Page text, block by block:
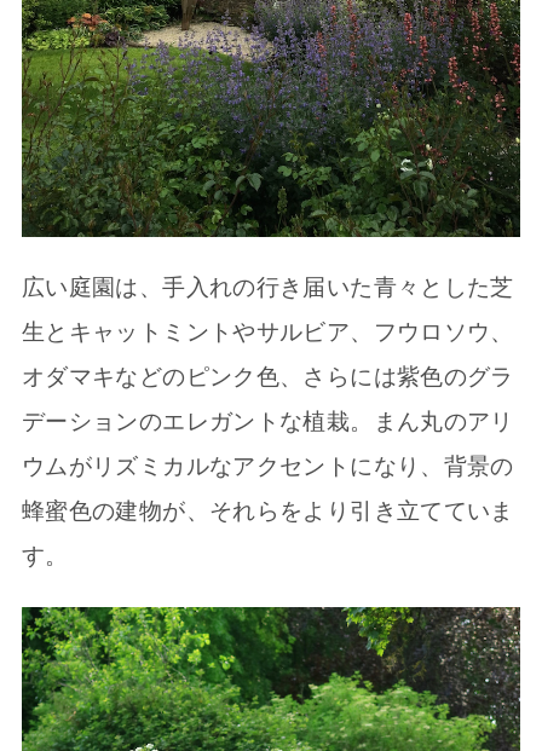
広い庭園は、手入れの行き届いた青々とした芝
生とキャットミントやサルビア、フウロソウ、
オダマキなどのピンク色、さらには紫色のグラ
デーションのエレガントな植栽。まん丸のアリ
ウムがリズミカルなアクセントになり、背景の
蜂蜜色の建物が、それらをより引き立てていま
す。